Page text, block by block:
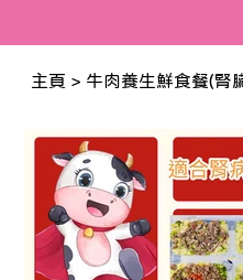
主頁 > 牛肉養生鮮食餐(腎